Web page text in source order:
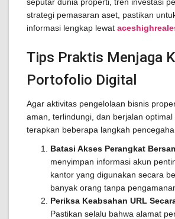
strategi pemasaran aset, pastikan
informasi lengkap lewat
Tips Praktis Menjaga
Portofolio Digital
Agar aktivitas pengelolaan bisnis
aman, terlindungi, dan berjalan optimal
terapkan beberapa langkah
Batasi Akses Perangkat
menyimpan informasi akun
kantor yang digunakan secara
banyak orang tanpa
Periksa Keabsahan URL
Pastikan selalu bahwa alamat